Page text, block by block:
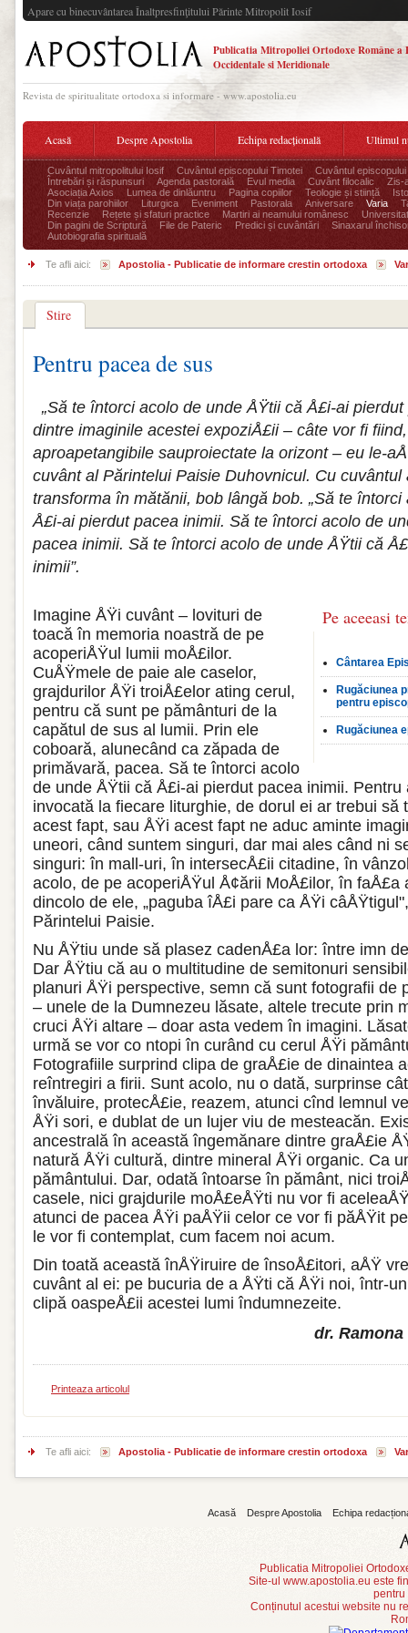
Apare cu binecuvântarea Înaltpresfinţitului Părinte Mitropolit Iosif
Publicatia Mitropoliei Ortodoxe Române a
Occidentale si Meridionale
Revista de spiritualitate ortodoxa si informare - www.apostolia.eu
Acasă Despre Apostolia Echipa redacțională Ultimul
Cuvântul mitropolitului Iosif Cuvântul episcopului Timotei
Cuvântul episcopului
Întrebări și răspunsuri
Agenda pastorală Evul media Cuvânt filocalic
Zis-
Asociația Axios
Lumea de dinlăuntru Pagina copiilor Teologie și stiință
Din viața parohiilor
Liturgica Eveniment Pastorala Aniversare Varia
Recenzie
Rețete și sfaturi practice Martiri ai neamului românesc
Din pagini de Scriptură
File de Pateric Predici și cuvântări
Sinaxarul
Autobiografia spirituală
Te afli aici: Apostolia - Publicatie de informare crestin ortodoxa
Stire
Pentru pacea de sus
„Să te întorci acolo de unde ÅŸtii că Å£i-ai
dintre imagini­le acestei expoziÅ£ii – câte vor fi
aproapetangibile sauproiectate la orizont – eu le-
cuvânt al Părintelui Paisie Duhovnicul. Cu
transforma în mătănii, bob lângă bob. „Să te
Å£i-ai pierdut pacea inimii. Să te întorci acolo de
pacea inimii. Să te întorci acolo de unde ÅŸtii că
inimii”.
Pe aceeasi
Cântarea
Rugăciunea
pentru
Rugăciunea
Imagine ÅŸi cuvânt – lovituri de
toacă în memoria noastră de pe
acoperiÅŸul lumii moÅ£ilor.
CuÅŸmele de paie ale caselor,
grajdurilor ÅŸi troiÅ£elor ating cerul,
pentru că sunt pe pământuri de la
capătul de sus al lumii. Prin ele
coboară, alunecând ca zăpada de
primăvară, pacea. Să te în­torci acolo
de unde ÅŸtii că Å£i-ai pierdut pacea inimii.
invocată la fi­ecare liturghie, de dorul ei ar trebui să
acest fapt, sau ÅŸi acest fapt ne aduc aminte
uneori, când suntem singuri, dar mai ales când ni
singuri: în mall-uri, în intersecÅ£ii citadine, în
aco­ lo, de pe acoperiÅŸul Å¢ării MoÅ£ilor, în faÅ£a
dincolo de ele, „paguba îÅ£i pare ca ÅŸi
Părintelui Paisie.
Nu ÅŸtiu unde să plasez cadenÅ£a lor: între imn
Dar ÅŸtiu că au o multitudine de semitonuri
planuri ÅŸi perspective, semn că sunt fo­tografii de
– unele de la Dumnezeu lăsate, altele trecute prin
cruci ÅŸi altare – doar asta vedem în imagini.
urmă se vor co ntopi în curând cu cerul ÅŸi
Fotografiile surprind clipa de graÅ£ie de dinaintea
reîntregiri a firii. Sunt acolo, nu o dată, surprinse
învăluire, protecÅ£ie, reazem, atunci cînd lemnul
ÅŸi sori, e du­blat de un lujer viu de mesteacăn.
ancestrală în această îngemănare din­tre graÅ£ie
natură ÅŸi cultură, dintre mineral ÅŸi organic. Ca
pământului. Dar, odată întoarse în pământ, nici
casele, nici grajduri­le moÅ£eÅŸti nu vor fi
atunci de pacea ÅŸi paÅŸii celor ce vor fi păÅŸit
le vor fi contemplat, cum facem noi acum.
Din toată această înÅŸiruire de însoÅ£itori, aÅŸ
cuvânt al ei: pe bucu­ria de a ÅŸti că ÅŸi noi, într-
clipă oaspeÅ£ii acestei lumi îndumnezeite.
dr.
Printeaza articolul
Te afli aici: Apostolia - Publicatie de informare crestin ortodoxa
Acasă Despre Apostolia Echipa
Publicatia Mitropoliei
Site-ul www.apostolia.eu este
pentru
Conținutul acestui website nu